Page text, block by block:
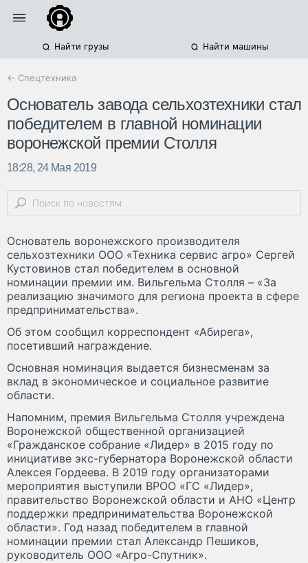
Найти грузы Найти машины
← Спецтехника
Основатель завода сельхозтехники стал
победителем в главной номинации
воронежской премии Столля
18:28, 24 Мая 2019
Основатель воронежского производителя
сельхозтехники ООО «Техника сервис агро» Сергей
Кустовинов стал победителем в основной
номинации премии им. Вильгельма Столля – «За
реализацию значимого для региона проекта в сфере
предпринимательства».
Об этом сообщил корреспондент «Абирега»,
посетивший награждение.
Основная номинация выдается бизнесменам за
вклад в экономическое и социальное развитие
области.
Напомним, премия Вильгельма Столля учреждена
Воронежской общественной организацией
«Гражданское собрание «Лидер» в 2015 году по
инициативе экс-губернатора Воронежской области
Алексея Гордеева. В 2019 году организаторами
мероприятия выступили ВРОО «ГС «Лидер»,
правительство Воронежской области и АНО «Центр
поддержки предпринимательства Воронежской
области». Год назад победителем в главной
номинации премии стал Александр Пешиков,
руководитель ООО «Агро-Спутник».